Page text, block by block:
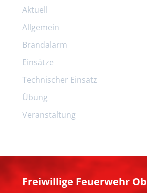
Aktuell
Allgemein
Brandalarm
Einsätze
Technischer Einsatz
Übung
Veranstaltung
Freiwillige Feuerwehr